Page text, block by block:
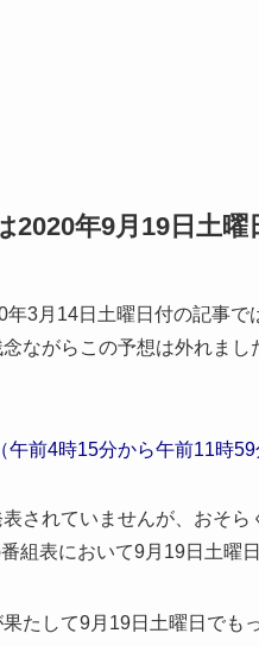
2020年9月19日土曜
3月14日土曜日付の記事
ながらこの予想は外れま
前4時15分から午前11時59
されていませんが、おそら
組表において9月19日土曜
たして9月19日土曜日でも